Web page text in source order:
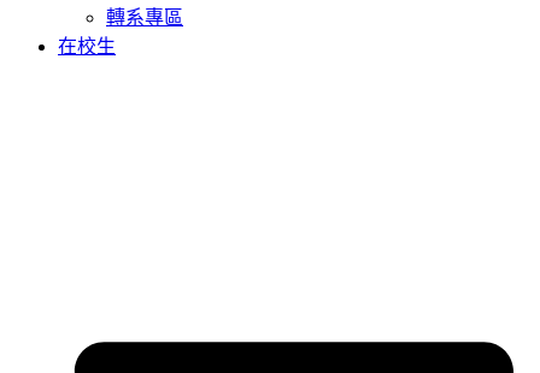
轉系專區
在校生